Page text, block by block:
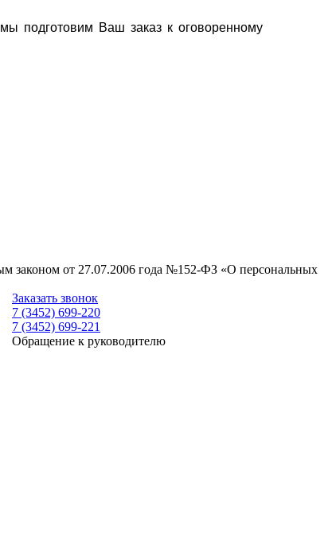
подготовим Ваш заказ к оговоренному
законом от 27.07.2006 года №152-ФЗ «О персональных
Заказать звонок
7 (3452) 699-220
7 (3452) 699-221
Обращение к руководителю